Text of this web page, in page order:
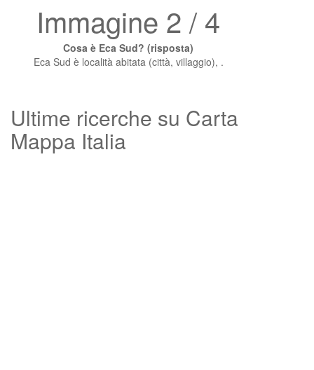
Immagine 2 / 4
Cosa è Eca Sud? (risposta)
Eca Sud è località abitata (città, villaggio), .
Ultime ricerche su Carta
Mappa Italia